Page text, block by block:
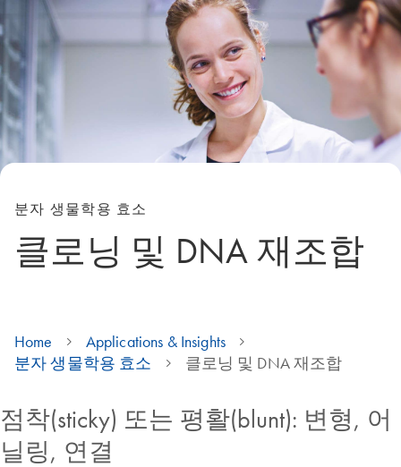
분자 생물학용 효소
클로닝 및 DNA 재조합
Home
Applications & Insights
분자 생물학용 효소
클로닝 및 DNA 재조합
점착(sticky) 또는 평활(blunt): 변형, 어
닐링, 연결